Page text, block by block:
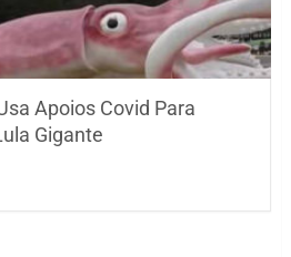
Apoios Covid Para
Gigante